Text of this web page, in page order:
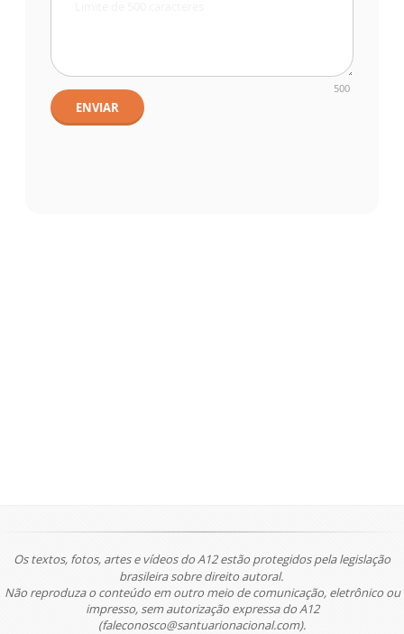
500
ENVIAR
Os textos, fotos, artes e vídeos do A12 estão protegidos pela legislação
brasileira sobre direito autoral.
Não reproduza o conteúdo em outro meio de comunicação, eletrônico ou
impresso, sem autorização expressa do A12
(faleconosco@santuarionacional.com).